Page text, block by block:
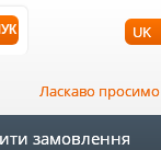
UK
Ласкаво просимо
замовлення